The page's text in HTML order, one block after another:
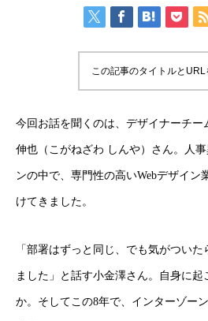
この記事のタイトルとURL
今回お話を聞くのは、デザイナーチ
伸也（こがねざわ しんや）さん。人
ンの中で、専門性の高いWebデザイン
けてきました。
「部署はずっと同じ、でも気がつい
ました」と話す小金澤さん。自身に
か。そしてこの8年で、インターゾー